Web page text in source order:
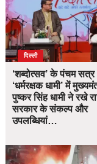
दिल्ली
‘शब्दोत्सव’ के पंचम सत्र
‘धर्मरक्षक धामी’ में
पुष्कर सिंह धामी ने रखे
सरकार के संकल्प और
उपलब्धियां…